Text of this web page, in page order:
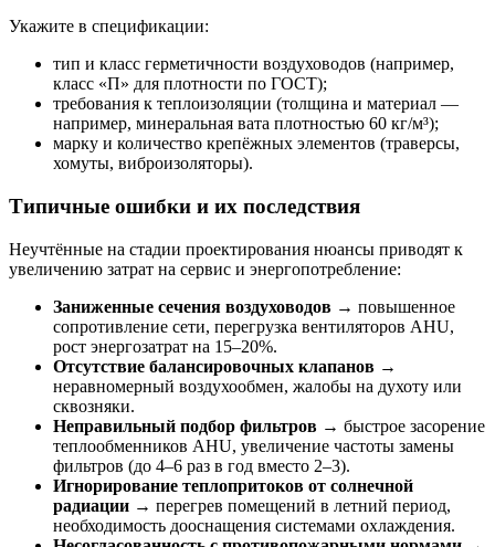
Укажите в спецификации:
тип и класс герметичности воздуховодов (например,
класс «П» для плотности по ГОСТ);
требования к теплоизоляции (толщина и материал —
например, минеральная вата плотностью 60 кг/м³);
марку и количество крепёжных элементов (траверсы,
хомуты, виброизоляторы).
Типичные ошибки и их последствия
Неучтённые на стадии проектирования нюансы приводят к
увеличению затрат на сервис и энергопотребление:
Заниженные сечения воздуховодов → повышенное
сопротивление сети, перегрузка вентиляторов AHU,
рост энергозатрат на 15–20%.
Отсутствие балансировочных клапанов →
неравномерный воздухообмен, жалобы на духоту или
сквозняки.
Неправильный подбор фильтров → быстрое засорение
теплообменников AHU, увеличение частоты замены
фильтров (до 4–6 раз в год вместо 2–3).
Игнорирование теплопритоков от солнечной
радиации → перегрев помещений в летний период,
необходимость дооснащения системами охлаждения.